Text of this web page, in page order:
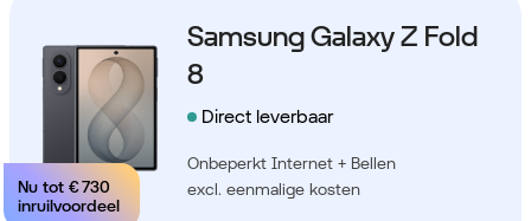
Nu tot € 730
inruilvoordeel
Samsung Galaxy Z Fold
8
Direct leverbaar
Onbeperkt Internet + Bellen
excl. eenmalige kosten